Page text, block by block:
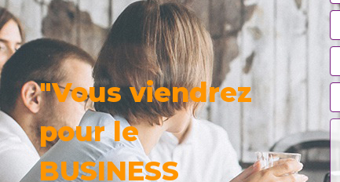
"Vous viendrez
pour le
BUSINESS